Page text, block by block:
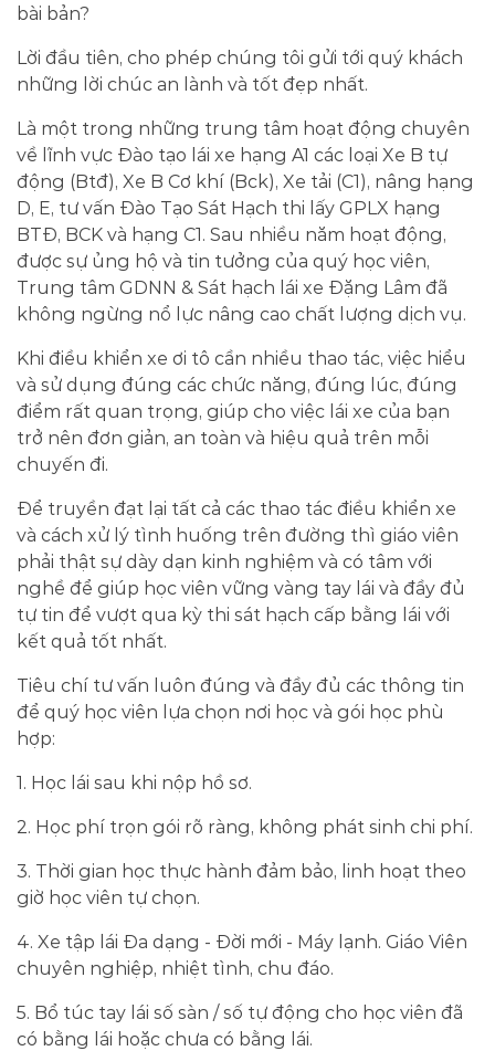
bài bản?
Lời đầu tiên, cho phép chúng tôi gửi tới quý khách
những lời chúc an lành và tốt đẹp nhất.
Là một trong những trung tâm hoạt động chuyên
về lĩnh vực Đào tạo lái xe hạng A1 các loại Xe B tự
động (Btđ), Xe B Cơ khí (Bck), Xe tải (C1), nâng hạng
D, E, tư vấn Đào Tạo Sát Hạch thi lấy GPLX hạng
BTĐ, BCK và hạng C1. Sau nhiều năm hoạt động,
được sự ủng hộ và tin tưởng của quý học viên,
Trung tâm GDNN & Sát hạch lái xe Đặng Lâm đã
không ngừng nổ lực nâng cao chất lượng dịch vụ.
Khi điều khiển xe ơi tô cần nhiều thao tác, việc hiểu
và sử dụng đúng các chức năng, đúng lúc, đúng
điểm rất quan trọng, giúp cho việc lái xe của bạn
trở nên đơn giản, an toàn và hiệu quả trên mỗi
chuyến đi.
Để truyền đạt lại tất cả các thao tác điều khiển xe
và cách xử lý tình huống trên đường thì giáo viên
phải thật sự dày dạn kinh nghiệm và có tâm với
nghề để giúp học viên vững vàng tay lái và đầy đủ
tự tin để vượt qua kỳ thi sát hạch cấp bằng lái với
kết quả tốt nhất.
Tiêu chí tư vấn luôn đúng và đầy đủ các thông tin
để quý học viên lựa chọn nơi học và gói học phù
hợp:
1. Học lái sau khi nộp hồ sơ.
2. Học phí trọn gói rõ ràng, không phát sinh chi phí.
3. Thời gian học thực hành đảm bảo, linh hoạt theo
giờ học viên tự chọn.
4. Xe tập lái Đa dạng - Đời mới - Máy lạnh. Giáo Viên
chuyên nghiệp, nhiệt tình, chu đáo.
5. Bổ túc tay lái số sàn / số tự động cho học viên đã
có bằng lái hoặc chưa có bằng lái.